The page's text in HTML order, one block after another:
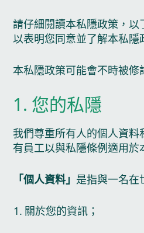
請仔細閱讀本私隱政策，
以表明您同意並了解本私隱
本私隱政策可能會不時被
1. 您的私隱
我們尊重所有人的個人資
有員工以與私隱條例適用
「個人資料」 是指與一名在
關於您的資訊；